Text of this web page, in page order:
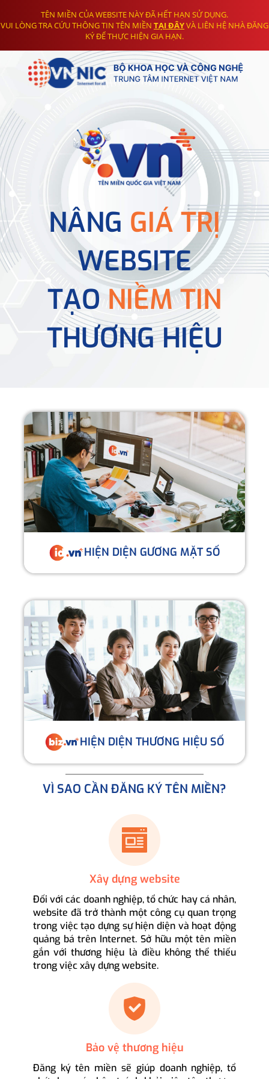
TÊN MIỀN CỦA WEBSITE NÀY ĐÃ HẾT HẠN SỬ DỤNG.
VUI LÒNG TRA CỨU THÔNG TIN TÊN MIỀN TẠI ĐÂYVÀ LIÊN HỆ NHÀ ĐĂNG
KÝ ĐỂ THỰC HIỆN GIA HẠN.
NÂNG GIÁ TRỊ
WEBSITE
TẠONIỀM TIN
THƯƠNG HIỆU
HIỆN DIỆN GƯƠNG MẶT SỐ
HIỆN DIỆN THƯƠNG HIỆU SỐ
VÌ SAO CẦN ĐĂNG KÝ TÊN MIỀN?
Xây dựng website
Đối với các doanh nghiệp, tổ chức hay cá nhân,
website đã trở thành một công cụ quan trọng
trong việc tạo dựng sự hiện diện và hoạt động
quảng bá trên Internet. Sở hữu một tên miền
gắn với thương hiệu là điều không thể thiếu
trong việc xây dựng website.
Bảo vệ thương hiệu
Đăng ký tên miền sẽ giúp doanh nghiệp, tổ